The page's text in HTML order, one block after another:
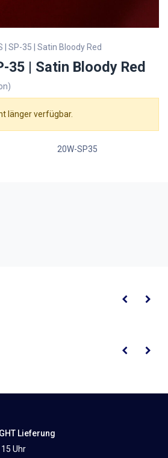
| SP-35 | Satin Bloody Red
35 | Satin Bloody Red
länger verfügbar.
20W-SP35
Lieferung
Uhr